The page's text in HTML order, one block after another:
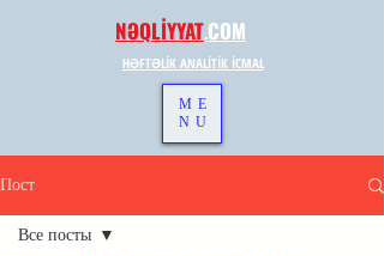
NƏQLİYYAT.COM
HƏFTƏLİK ANALİTİK İCMAL
ME
NU
Пост
Все посты